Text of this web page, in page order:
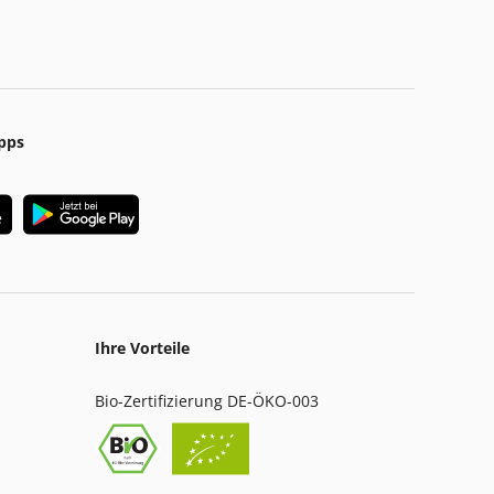
Ihre Vorteile
Bio-Zertifizierung DE-ÖKO-003